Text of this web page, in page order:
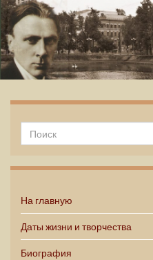
На главную
Даты жизни и творчества
Биография